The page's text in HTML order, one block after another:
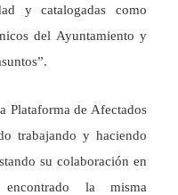
y catalogadas como
del Ayuntamiento y
Plataforma de Afectados
trabajando y haciendo
su colaboración en
la misma